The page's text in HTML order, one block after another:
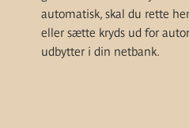
automatisk, skal du rette
eller sætte kryds ud for
udbytter i din netbank.